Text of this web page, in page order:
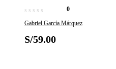
0
Gabriel García Márquez
S/59.00